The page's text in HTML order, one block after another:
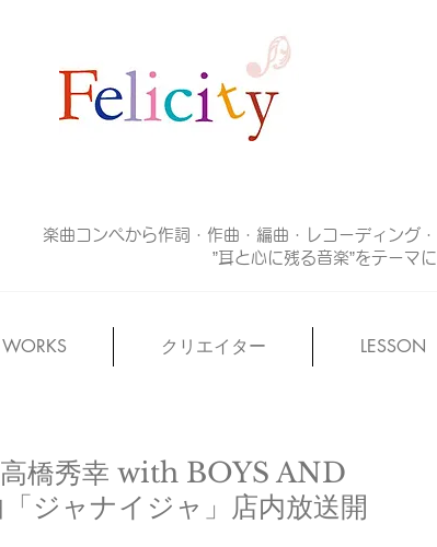
楽曲コンペから作詞・作曲・編曲・レコーディング
”耳と心に残る音楽”をテーマ
WORKS クリエイター LESSON
橋秀幸 with BOYS AND
ジャナイジャ」店内放送開